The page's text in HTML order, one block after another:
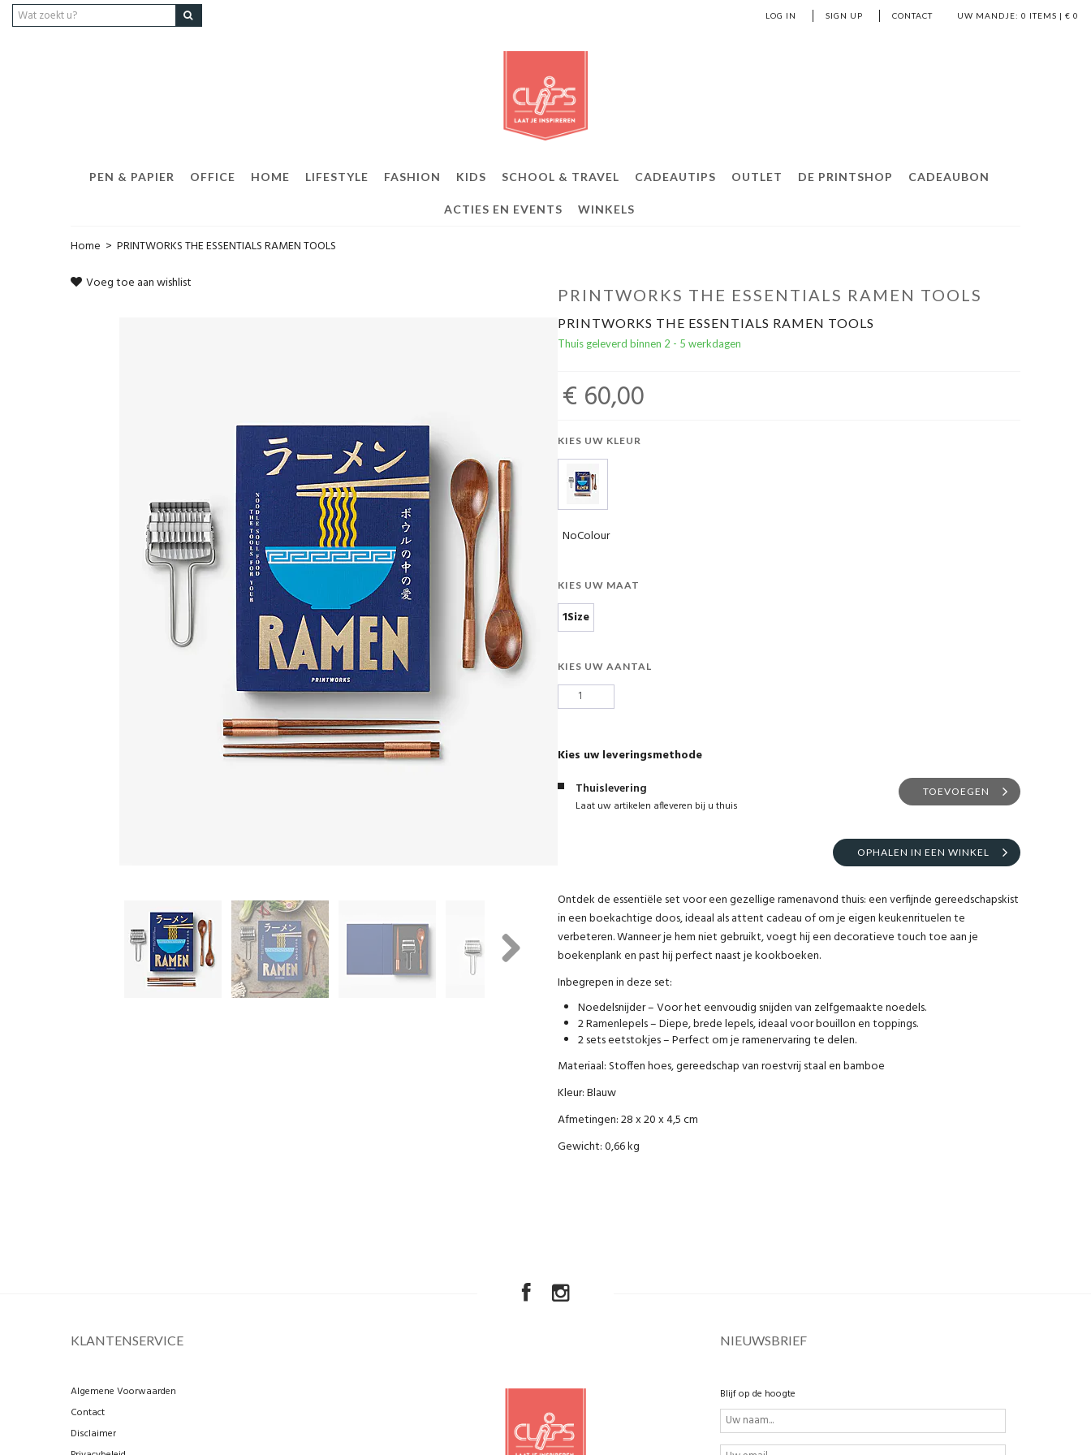
UW MANDJE: 0 ITEMS | € 0
LOG IN SIGN UP CONTACT
PEN & PAPIER OFFICE HOME LIFESTYLE FASHION KIDS SCHOOL & TRAVEL CADEAUTIPS OUTLET DE PRINTSHOP CADEAUBON
ACTIES EN EVENTS WINKELS
Home > PRINTWORKS THE ESSENTIALS RAMEN TOOLS
Voeg toe aan wishlist
PRINTWORKS THE ESSENTIALS RAMEN TOOLS
PRINTWORKS THE ESSENTIALS RAMEN TOOLS
Thuis geleverd binnen 2 - 5 werkdagen
€ 60,00
KIES UW KLEUR
NoColour
KIES UW MAAT
1Size
KIES UW AANTAL
Kies uw leveringsmethode
Thuislevering
Laat uw artikelen afleveren bij u thuis
TOEVOEGEN
OPHALEN IN EEN WINKEL
Ontdek de essentiële set voor een gezellige ramenavond thuis: een verfijnde gereedschapskist
in een boekachtige doos, ideaal als attent cadeau of om je eigen keukenrituelen te
verbeteren. Wanneer je hem niet gebruikt, voegt hij een decoratieve touch toe aan je
boekenplank en past hij perfect naast je kookboeken.
Inbegrepen in deze set:
Noedelsnijder – Voor het eenvoudig snijden van zelfgemaakte noedels.
2 Ramenlepels – Diepe, brede lepels, ideaal voor bouillon en toppings.
2 sets eetstokjes – Perfect om je ramenervaring te delen.
Materiaal: Stoffen hoes, gereedschap van roestvrij staal en bamboe
Kleur: Blauw
Afmetingen: 28 x 20 x 4,5 cm
Gewicht: 0,66 kg
KLANTENSERVICE
Algemene Voorwaarden
Contact
Disclaimer
NIEUWSBRIEF
Blijf op de hoogte